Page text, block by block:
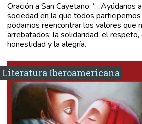
Oración a San Cayetano: “…Ayúdanos
sociedad en la que todos
podamos reencontrar los valores que
arrebatados: la solidaridad, el respeto,
honestidad y la alegría.
Literatura Iberoamericana